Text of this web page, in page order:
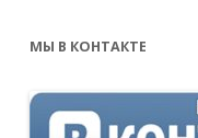
МЫ В КОНТАКТЕ